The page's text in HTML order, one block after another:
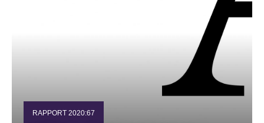
RAPPORT 2020:67